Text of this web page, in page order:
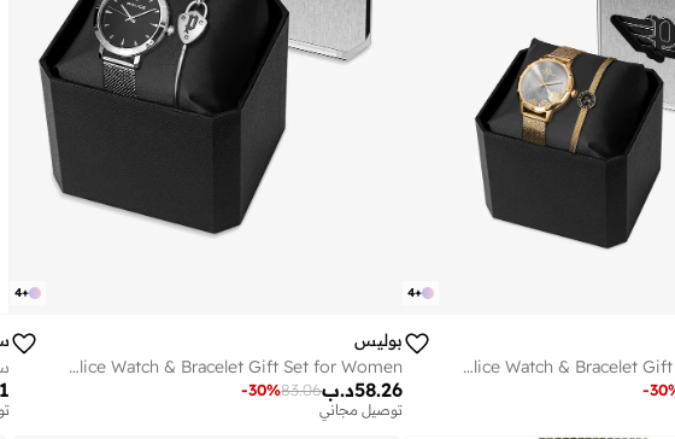
+
4
Police Watch & Bracelet Gift Set for Women
-30
+
4
بوليس
Police Watch & Bracelet Gift Set for Women
د.ب58.26
83.06
-30%
توصيل مجاني